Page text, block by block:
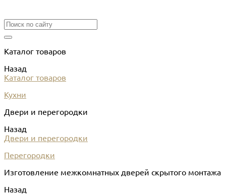
Каталог товаров
Назад
Каталог товаров
Кухни
Двери и перегородки
Назад
Двери и перегородки
Перегородки
Изготовление межкомнатных дверей скрытого монтажа
Назад